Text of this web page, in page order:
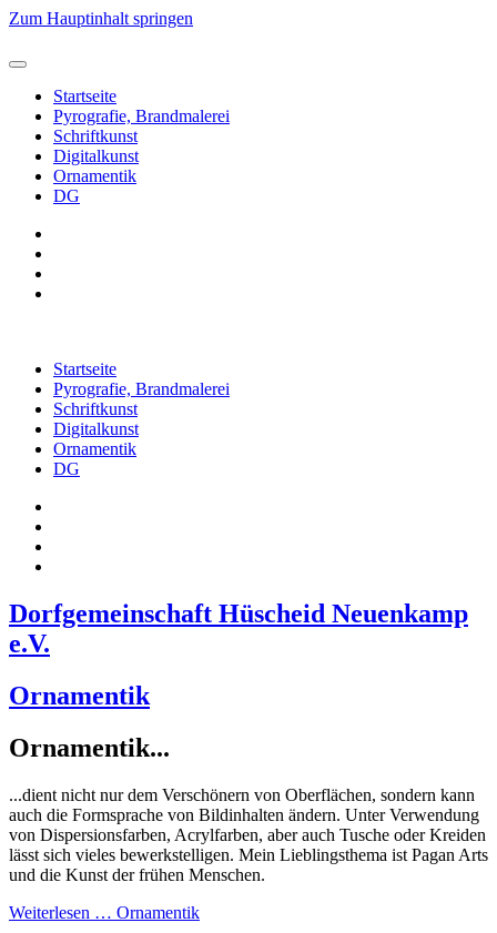
Zum Hauptinhalt springen
Startseite
Pyrografie, Brandmalerei
Schriftkunst
Digitalkunst
Ornamentik
DG
Startseite
Pyrografie, Brandmalerei
Schriftkunst
Digitalkunst
Ornamentik
DG
Dorfgemeinschaft Hüscheid Neuenkamp
e.V.
Ornamentik
Ornamentik...
...dient nicht nur dem Verschönern von Oberflächen, sondern kann
auch die Formsprache von Bildinhalten ändern. Unter Verwendung
von Dispersionsfarben, Acrylfarben, aber auch Tusche oder Kreiden
lässt sich vieles bewerkstelligen. Mein Lieblingsthema ist Pagan Arts
und die Kunst der frühen Menschen.
Weiterlesen … Ornamentik